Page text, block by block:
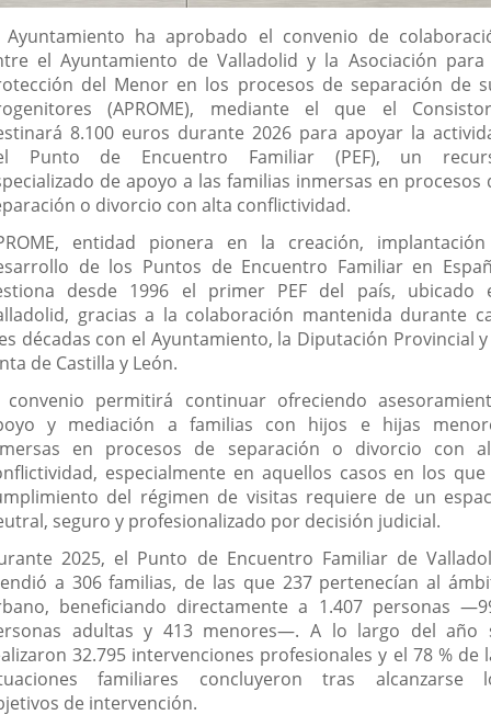
Ayuntamiento ha aprobado el convenio de
el Ayuntamiento de Valladolid y la Asociación para
del Menor en los procesos de separación de
(APROME), mediante el que el
8.100 euros durante 2026 para apoyar la
Punto de Encuentro Familiar (PEF), un
de apoyo a las familias inmersas en procesos
o divorcio con alta conflictividad.
entidad pionera en la creación,
de los Puntos de Encuentro Familiar en
desde 1996 el primer PEF del país, ubicado
gracias a la colaboración mantenida durante
décadas con el Ayuntamiento, la Diputación Provincial
de Castilla y León.
convenio permitirá continuar ofreciendo
y mediación a familias con hijos e hijas
en procesos de separación o divorcio con
especialmente en aquellos casos en los
del régimen de visitas requiere de un
seguro y profesionalizado por decisión judicial.
2025, el Punto de Encuentro Familiar de
a 306 familias, de las que 237 pertenecían al
beneficiando directamente a 1.407 personas
adultas y 413 menores—. A lo largo del año
32.795 intervenciones profesionales y el 78 % de
familiares concluyeron tras alcanzarse
de intervención.